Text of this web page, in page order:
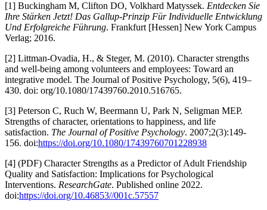
[1] Buckingham M, Clifton DO, Volkhard Matyssek. Entdecken Sie
Ihre Stärken Jetzt! Das Gallup-Prinzip Für Individuelle Entwicklung
Und Erfolgreiche Führung. Frankfurt [Hessen] New York Campus
Verlag; 2016.
[2] Littman-Ovadia, H., & Steger, M. (2010). Character strengths
and well-being among volunteers and employees: Toward an
integrative model. The Journal of Positive Psychology, 5(6), 419–
430. doi: org/10.1080/17439760.2010.516765.
[3] Peterson C, Ruch W, Beermann U, Park N, Seligman MEP.
Strengths of character, orientations to happiness, and life
satisfaction. The Journal of Positive Psychology. 2007;2(3):149-
156. doi:https://doi.org/10.1080/17439760701228938
[4] (PDF) Character Strengths as a Predictor of Adult Friendship
Quality and Satisfaction: Implications for Psychological
Interventions. ResearchGate. Published online 2022.
doi:https://doi.org/10.46853//001c.57557